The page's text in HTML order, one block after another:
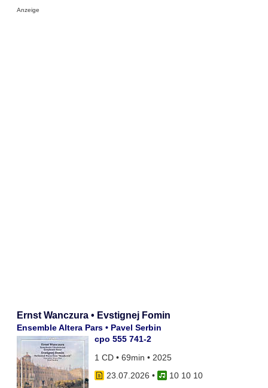
Anzeige
Ernst Wanczura • Evstignej Fomin
Ensemble Altera Pars • Pavel Serbin
cpo 555 741-2
1 CD • 69min • 2025
23.07.2026 •
10 10 10